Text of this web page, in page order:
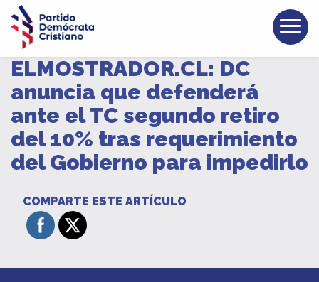
ELMOSTRADOR.CL: DC
anuncia que defenderá
ante el TC segundo retiro
del 10% tras requerimiento
del Gobierno para impedirlo
COMPARTE ESTE ARTÍCULO